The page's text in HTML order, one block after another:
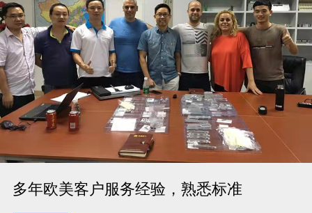
多年欧美客户服务经验，熟悉标准